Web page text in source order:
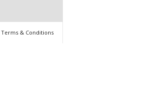
Terms & Conditions